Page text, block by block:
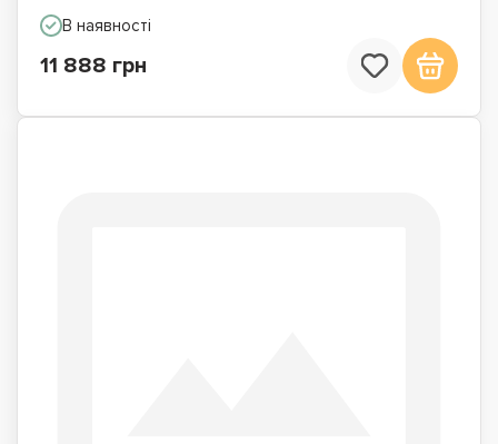
В наявності
11 888 грн